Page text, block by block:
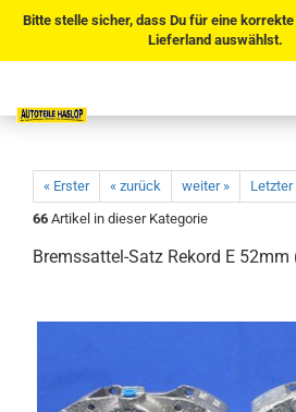
Bitte stelle sicher, dass Du für eine
Lieferland auswählst.
« Erster « zurück weiter »
Letzter
66 Artikel in dieser Kategorie
Bremssattel-Satz Rekord E 52mm